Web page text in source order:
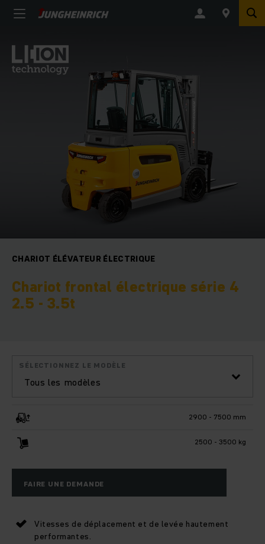
CHARIOT ÉLÉVATEUR ÉLECTRIQUE
Chariot frontal électrique série 4
2.5 - 3.5t
Tous les modèles
SÉLECTIONNEZ LE MODÈLE
2900 - 7500 mm
2500 - 3500 kg
FAIRE UNE DEMANDE
Vitesses de déplacement et de levée hautement
performantes.